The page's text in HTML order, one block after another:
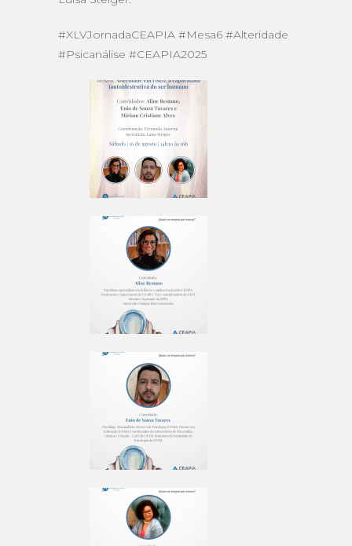
#XLVJornadaCEAPIA #Mesa6 #Alteridade
#Psicanálise #CEAPIA2025